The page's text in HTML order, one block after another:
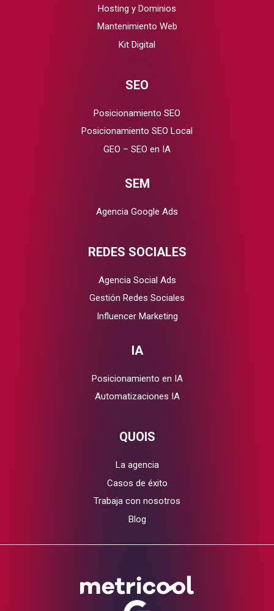
Hosting y Dominios
Mantenimiento Web
Kit Digital
SEO
Posicionamiento SEO
Posicionamiento SEO Local
GEO – SEO en IA
SEM
Agencia Google Ads
REDES SOCIALES
Agencia Social Ads
Gestión Redes Sociales
Influencer Marketing
IA
Posicionamiento en IA
Automatizaciones IA
QUOIS
La agencia
Casos de éxito
Trabaja con nosotros
Blog